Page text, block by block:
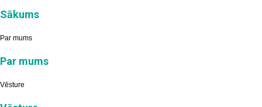
Sākums
Par mums
Par mums
Vēsture